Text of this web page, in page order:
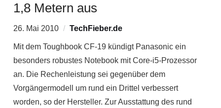
1,8 Metern aus
26. Mai 2010 TechFieber.de
Mit dem Toughbook CF-19 kündigt Panasonic ein
besonders robustes Notebook mit Core-i5-Prozessor
an. Die Rechenleistung sei gegenüber dem
Vorgängermodell um rund ein Drittel verbessert
worden, so der Hersteller. Zur Ausstattung des rund